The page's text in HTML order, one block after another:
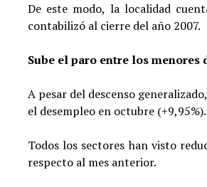
De este modo, la localidad
contabilizó al cierre del año 2007.
Sube el paro entre los menores
A pesar del descenso
el desempleo en octubre (+9,95%).
Todos los sectores han visto
respecto al mes anterior.